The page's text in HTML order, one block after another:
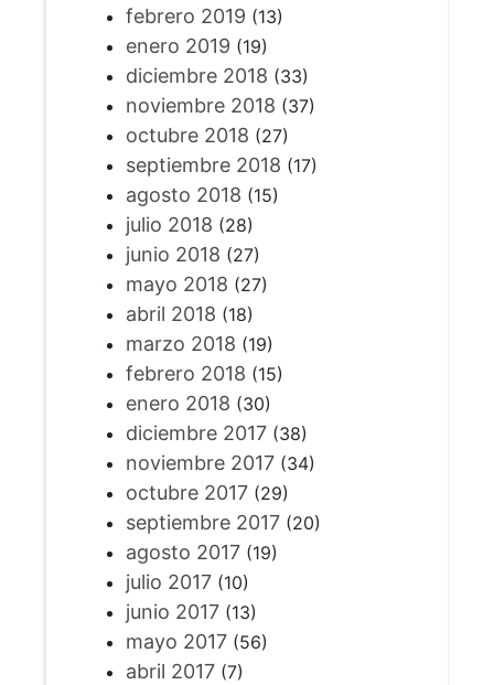
febrero 2019 (13)
enero 2019 (19)
diciembre 2018 (33)
noviembre 2018 (37)
octubre 2018 (27)
septiembre 2018 (17)
agosto 2018 (15)
julio 2018 (28)
junio 2018 (27)
mayo 2018 (27)
abril 2018 (18)
marzo 2018 (19)
febrero 2018 (15)
enero 2018 (30)
diciembre 2017(38)
noviembre 2017(34)
octubre 2017(29)
septiembre 2017(20)
agosto 2017(19)
julio 2017(10)
junio 2017(13)
mayo 2017(56)
abril 2017(7)